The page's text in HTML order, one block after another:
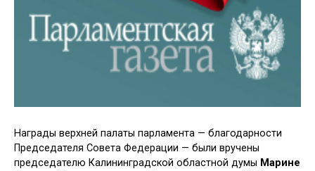
Награды верхней палаты парламента — благодарности
Председателя Совета Федерации — были вручены
председателю Калининградской областной думы Марине